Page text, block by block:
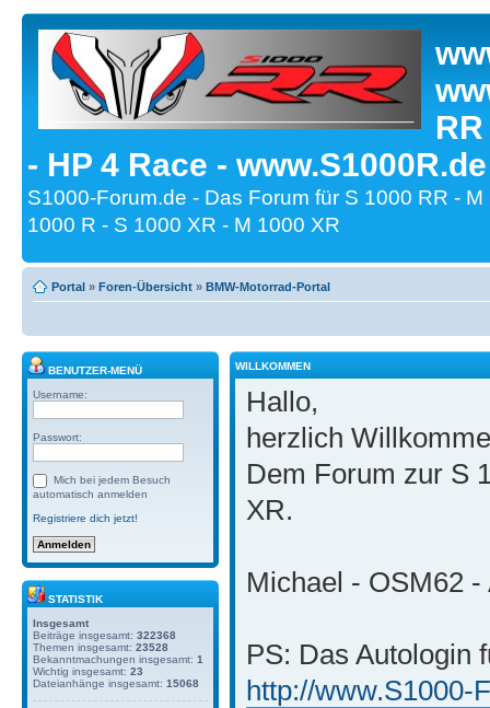
- HP 4 Race -
S1000-Forum.de - Das Forum für S 1000 RR -
1000 R - S 1000 XR - M 1000 XR
Portal » Foren-Übersicht » BMW-Motorrad-Portal
BENUTZER-MENÜ
Username:
Passwort:
Mich bei jedem Besuch
automatisch anmelden
Registriere dich jetzt!
STATISTIK
Insgesamt
Beiträge insgesamt: 322368
Themen insgesamt: 23528
Bekanntmachungen insgesamt: 1
Wichtig insgesamt: 23
Dateianhänge insgesamt: 15068
WILLKOMMEN
Hallo,
herzlich
Dem Forum zur S
XR.
Michael - OSM62
PS: Das Autologin
http://www.S1000-